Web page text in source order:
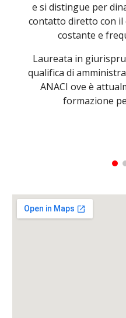
e si distingue per
contatto diretto con il
costante e
Laureata in
qualifica di
ANACI ove è
formazione